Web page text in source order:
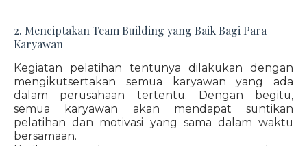
2. Menciptakan Team Building yang Baik Bagi Para
Karyawan
Kegiatan pelatihan tentunya dilakukan dengan
mengikutsertakan semua karyawan yang ada
dalam perusahaan tertentu. Dengan begitu,
semua karyawan akan mendapat suntikan
pelatihan dan motivasi yang sama dalam waktu
bersamaan.